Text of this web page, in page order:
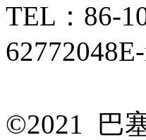
TEL：86-
62772048
©2021 巴